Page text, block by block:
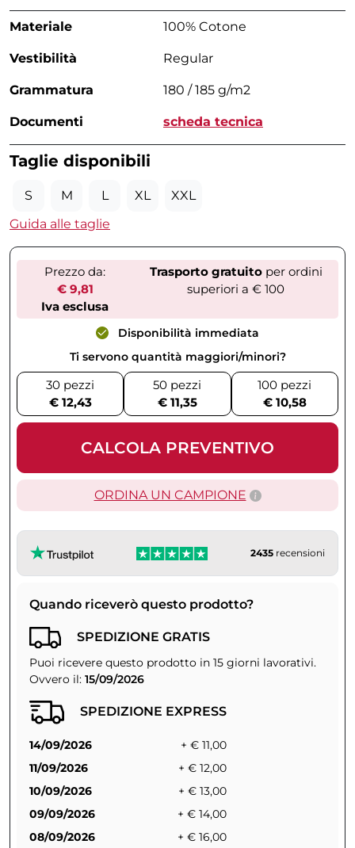
Materiale 100% Cotone
Vestibilità Regular
Grammatura 180 / 185 g/m2
Documenti scheda tecnica
Taglie disponibili
S M L XL
XXL
Guida alle taglie
Prezzo da:
€ 9,81
Iva esclusa
Trasporto gratuitoper ordini
superiori a € 100
Disponibilità immediata
Ti servono quantità maggiori/minori?
30 pezzi
€ 12,43
50 pezzi
€ 11,35
100 pezzi
€ 10,58
CALCOLA PREVENTIVO
ORDINA UN CAMPIONE
2435 recensioni
Quando riceverò questo prodotto?
SPEDIZIONE GRATIS
Puoi ricevere questo prodotto in 15 giorni lavorativi.
Ovvero il: 15/09/2026
SPEDIZIONE EXPRESS
14/09/2026
+ € 11,00
11/09/2026
+ € 12,00
10/09/2026
+ € 13,00
09/09/2026
+ € 14,00
08/09/2026
+ € 16,00